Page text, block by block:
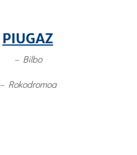
PIUGAZ
– Bilbo
– Rokodromoa